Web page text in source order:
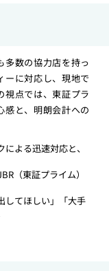
多数の協力店を持っ
ーに対応し、現地で
視点では、東証プラ
感と、明朗会計への
よる迅速対応と、
（東証プライム）
してほしい」「大手